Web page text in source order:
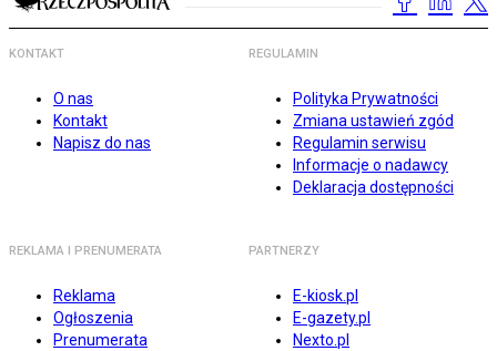
KONTAKT
O nas
Kontakt
Napisz do nas
REGULAMIN
Polityka Prywatności
Zmiana ustawień zgód
Regulamin serwisu
Informacje o nadawcy
Deklaracja dostępności
REKLAMA I PRENUMERATA
Reklama
Ogłoszenia
Prenumerata
PARTNERZY
E-kiosk.pl
E-gazety.pl
Nexto.pl